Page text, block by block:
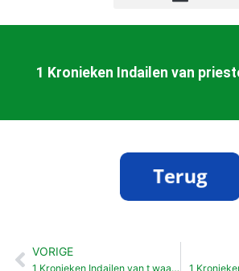
1 Kronieken Indailen van
Vorige
VORIGE
1 Kronieken Indailen van t waark van Levieten (23: 1-32) 1